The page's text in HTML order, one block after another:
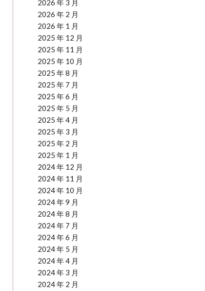
2026 年 3 月
2026 年 2 月
2026 年 1 月
2025 年 12 月
2025 年 11 月
2025 年 10 月
2025 年 8 月
2025 年 7 月
2025 年 6 月
2025 年 5 月
2025 年 4 月
2025 年 3 月
2025 年 2 月
2025 年 1 月
2024 年 12 月
2024 年 11 月
2024 年 10 月
2024 年 9 月
2024 年 8 月
2024 年 7 月
2024 年 6 月
2024 年 5 月
2024 年 4 月
2024 年 3 月
2024 年 2 月